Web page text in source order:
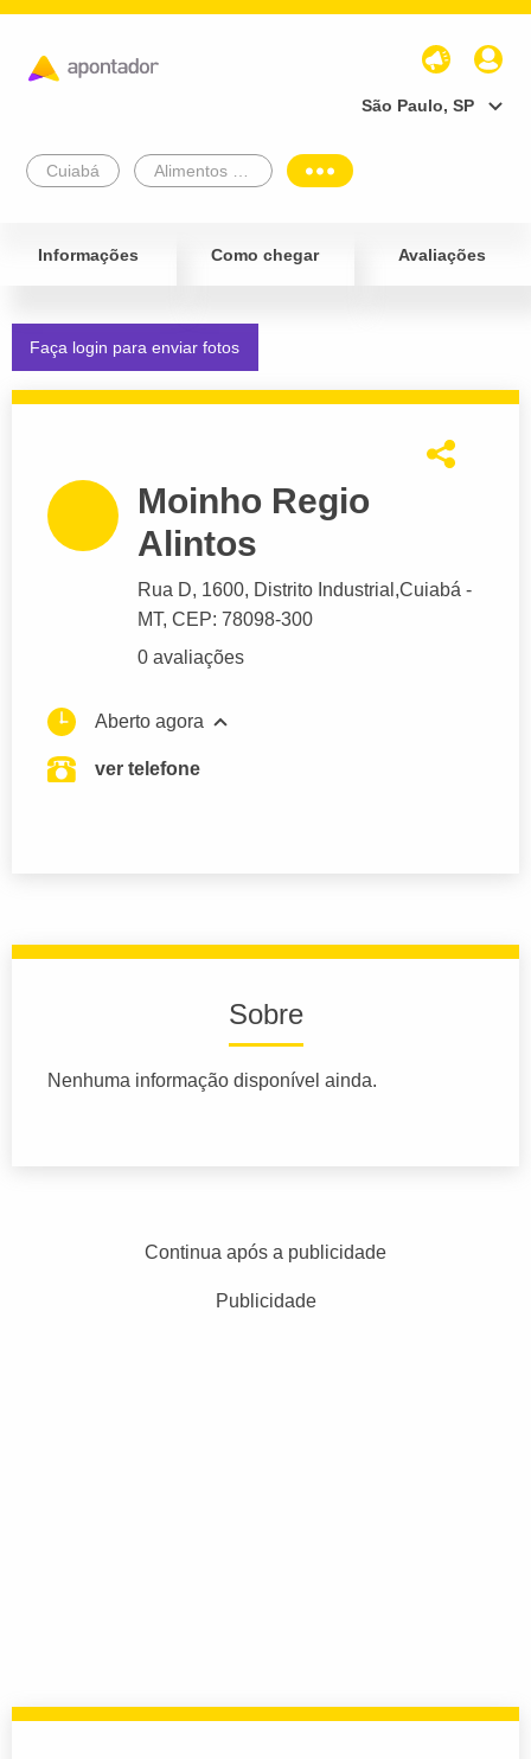
São Paulo, SP
Cuiabá
Informações Como chegar Avaliações
Faça login para enviar fotos
Moinho Regio
Alintos
Rua D, 1600, Distrito Industrial,Cuiabá -
MT, CEP: 78098-300
0 avaliações
Aberto agora
ver telefone
Sobre
Nenhuma informação disponível ainda.
Continua após a publicidade
Publicidade